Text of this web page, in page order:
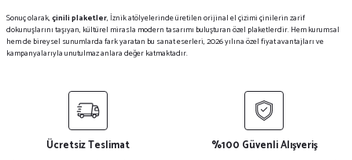
Sonuç olarak,çinili plaketler, İznik atölyelerinde üretilen orijinal el çizimi çinilerin zarif
dokunuşlarını taşıyan, kültürel mirasla modern tasarımı buluşturan özel plaketlerdir. Hem kurumsal
hem de bireysel sunumlarda fark yaratan bu sanat eserleri, 2026 yılına özel fiyat avantajları ve
kampanyalarıyla unutulmaz anlara değer katmaktadır.
Ücretsiz Teslimat %100 Güvenli Alışveriş